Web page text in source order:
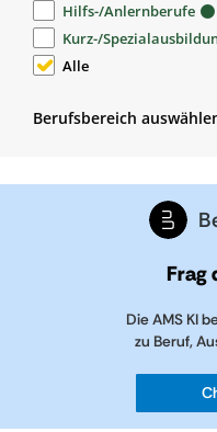
Hilfs-/Anlernberufe
Kurz-/
Alle
Berufsbereich
Frag
Die AMS KI
zu Beruf,